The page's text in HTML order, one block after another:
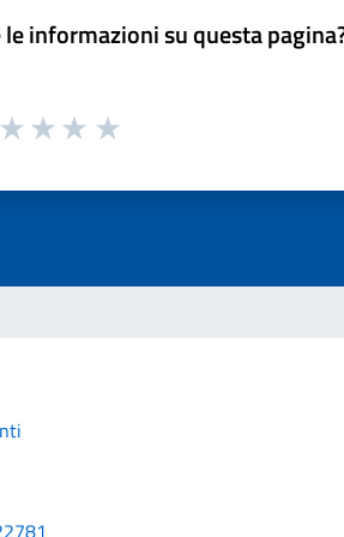
informazioni su questa